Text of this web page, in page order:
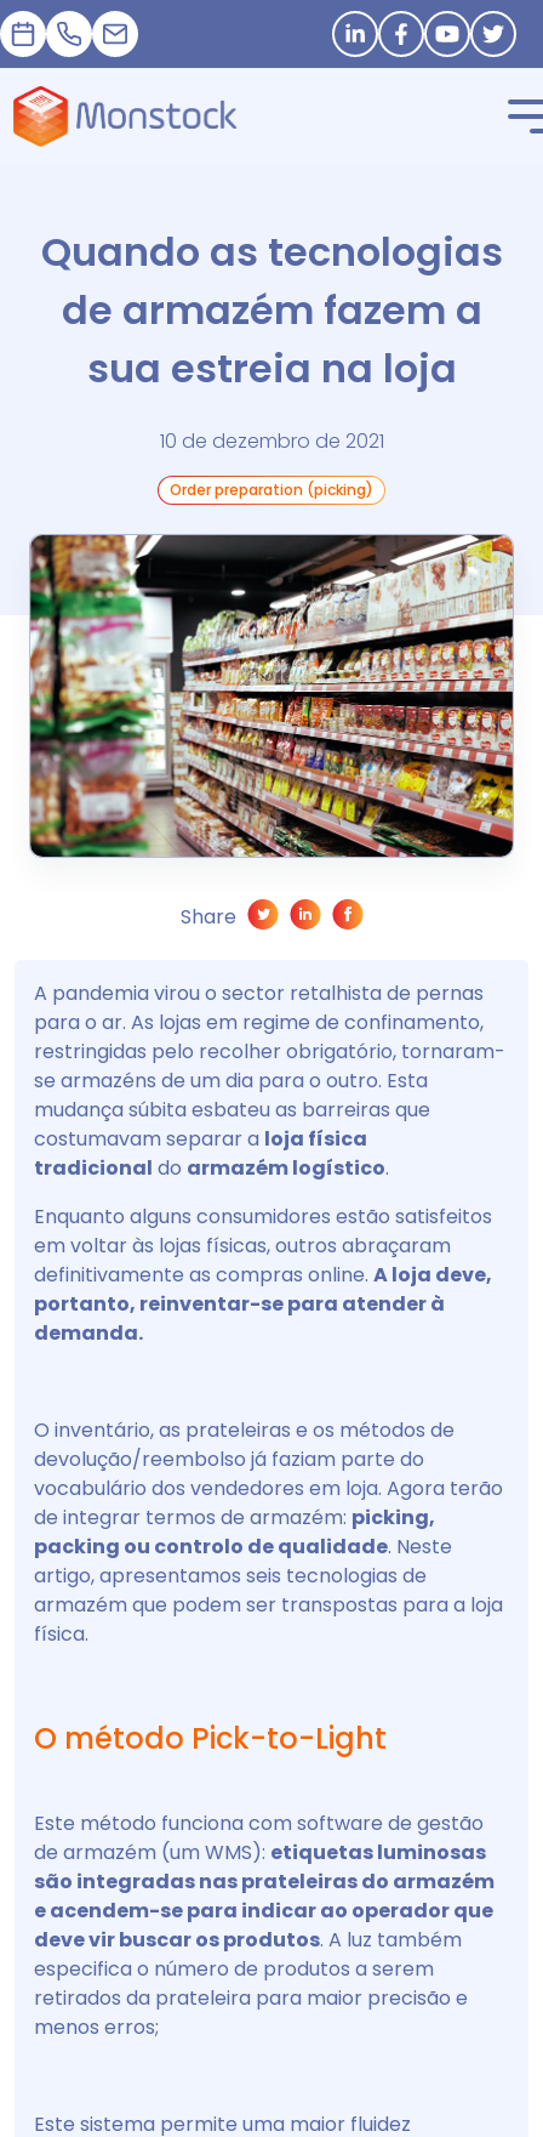
Nomeação
+33 1 83 62 25 41
contact@monstock.net Stay in touch
Quando as tecnologias
de armazém fazem a
sua estreia na loja
10 de dezembro de 2021
Order preparation (picking)
Share
A pandemia virou o sector retalhista de pernas
para o ar. As lojas em regime de confinamento,
restringidas pelo recolher obrigatório, tornaram-
se armazéns de um dia para o outro. Esta
mudança súbita esbateu as barreiras que
costumavam separar a loja física
tradicional do armazém logístico.
Enquanto alguns consumidores estão satisfeitos
em voltar às lojas físicas, outros abraçaram
definitivamente as compras online. A loja deve,
portanto, reinventar-se para atender à
demanda.
O inventário, as prateleiras e os métodos de
devolução/reembolso já faziam parte do
vocabulário dos vendedores em loja. Agora terão
de integrar termos de armazém: picking,
packing ou controlo de qualidade. Neste
artigo, apresentamos seis tecnologias de
armazém que podem ser transpostas para a loja
física.
O método Pick-to-Light
Este método funciona com software de gestão
de armazém (um WMS): etiquetas luminosas
são integradas nas prateleiras do armazém
e acendem-se para indicar ao operador que
deve vir buscar os produtos. A luz também
especifica o número de produtos a serem
retirados da prateleira para maior precisão e
menos erros;
Este sistema permite uma maior fluidez